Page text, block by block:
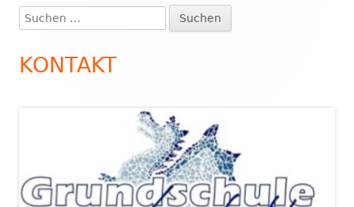
Haupt-
Seitenleiste
Suchen
nach:
KONTAKT